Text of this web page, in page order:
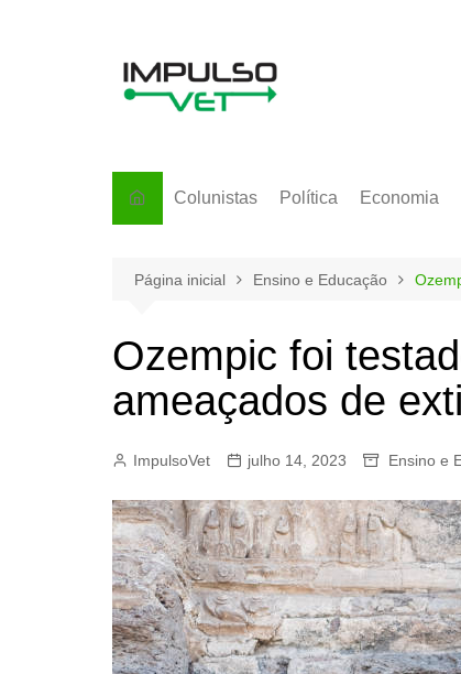
Colunistas Política Economia
Página inicial Ensino e Educação
Ozempic foi
ameaçados de
ImpulsoVet julho 14, 2023 Ensino e